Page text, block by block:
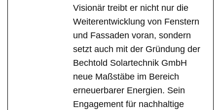
Visionär treibt er nicht nur die
Weiterentwicklung von Fenstern
und Fassaden voran, sondern
setzt auch mit der Gründung der
Bechtold Solartechnik GmbH
neue Maßstäbe im Bereich
erneuerbarer Energien. Sein
Engagement für nachhaltige